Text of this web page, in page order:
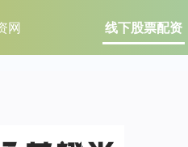
网 线下股票配资